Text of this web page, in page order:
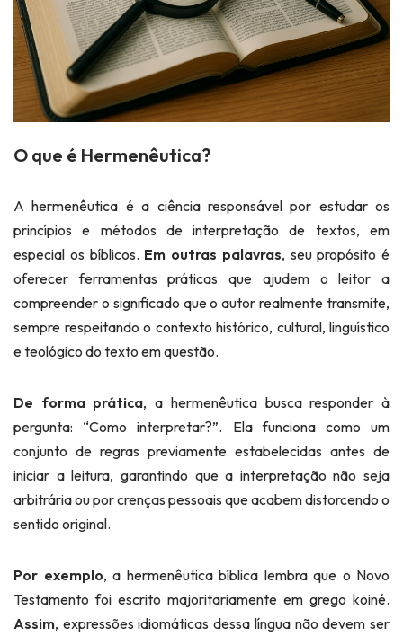
O que é Hermenêutica?
A hermenêutica é a ciência responsável por estudar os
princípios e métodos de interpretação de textos, em
especial os bíblicos. Em outras palavras, seu propósito é
oferecer ferramentas práticas que ajudem o leitor a
compreender o significado que o autor realmente transmite,
sempre respeitando o contexto histórico, cultural, linguístico
e teológico do texto em questão.
De forma prática, a hermenêutica busca responder à
pergunta: “Como interpretar?”. Ela funciona como um
conjunto de regras previamente estabelecidas antes de
iniciar a leitura, garantindo que a interpretação não seja
arbitrária ou por crenças pessoais que acabem distorcendo o
sentido original.
Por exemplo, a hermenêutica bíblica lembra que o Novo
Testamento foi escrito majoritariamente em grego koiné.
Assim, expressões idiomáticas dessa língua não devem ser